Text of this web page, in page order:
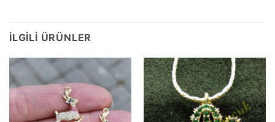
İLGILI ÜRÜNLER